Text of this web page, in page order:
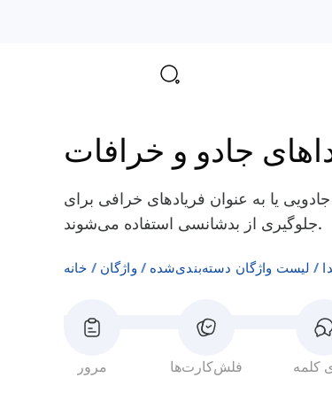
جادو و خرافات
یا به عنوان فریادهای خرافی برای
جلوگیری از بدشانسی استفاده می‌شوند.
خانه واژگان لیست واژگان دسته‌بندی‌شده
مرور فلش‌کارت‌ها کلمه